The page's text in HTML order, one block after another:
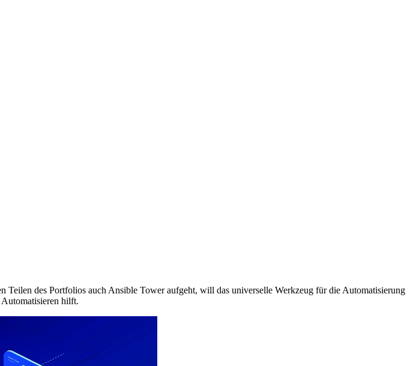
des Portfolios auch Ansible Tower aufgeht, will das universelle Werkzeug für die Automatisierung
hilft.